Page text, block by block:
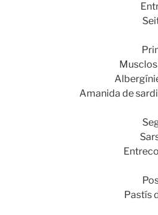
Musclos
Amanida de
Pastís